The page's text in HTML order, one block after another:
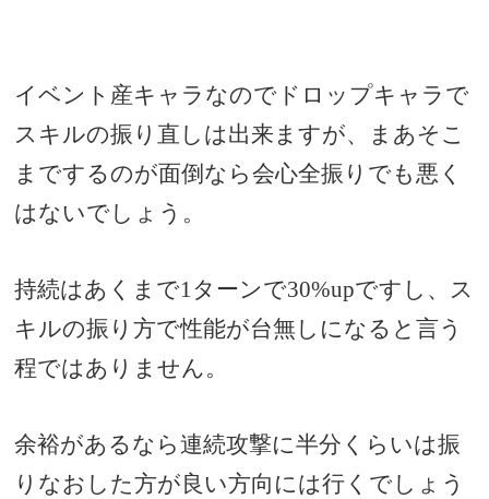
イベント産キャラなのでドロップキャラで
スキルの振り直しは出来ますが、まあそこ
までするのが面倒なら会心全振りでも悪く
はないでしょう。
持続はあくまで1ターンで30%upですし、ス
キルの振り方で性能が台無しになると言う
程ではありません。
余裕があるなら連続攻撃に半分くらいは振
りなおした方が良い方向には行くでしょう